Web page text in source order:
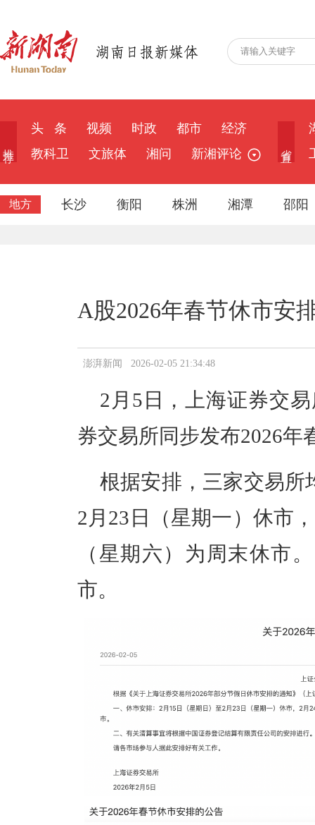
头 条 视频 时政 都市
经济
教科卫
文旅体 湘问 新湘评论
地方 长沙 衡阳 株洲 湘潭 邵阳
A股2026年春节休市安
澎湃新闻 2026-02-05 21:34:48
2月5日，上海证券交
券交易所同步发布2026年
根据安排，三家交易所
2月23日（星期一）休市
（星期六）为周末休市
市。